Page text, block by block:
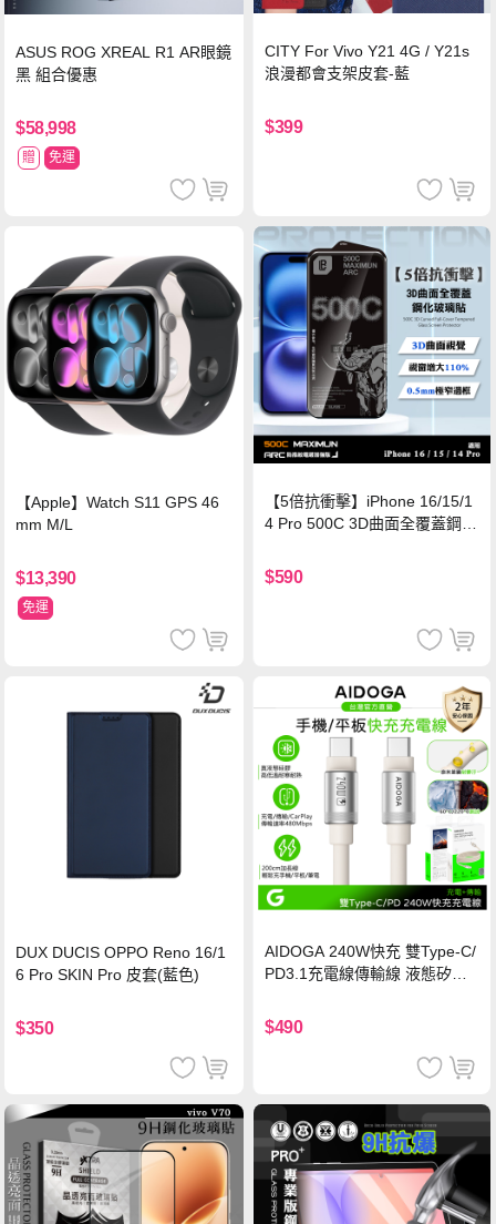
ASUS ROG XREAL R1 AR眼鏡
黑 組合優惠
$58,998
贈 免運
CITY For Vivo Y21 4G / Y21s
浪漫都會支架皮套-藍
$399
【Apple】Watch S11 GPS 46
mm M/L
$13,390
免運
【5倍抗衝擊】iPhone 16/15/1
4 Pro 500C 3D曲面全覆蓋鋼化
保護貼
$590
DUX DUCIS OPPO Reno 16/1
6 Pro SKIN Pro 皮套(藍色)
$350
AIDOGA 240W快充 雙Type-C/
PD3.1充電線傳輸線 液態矽膠
機/平板/筆電
$490